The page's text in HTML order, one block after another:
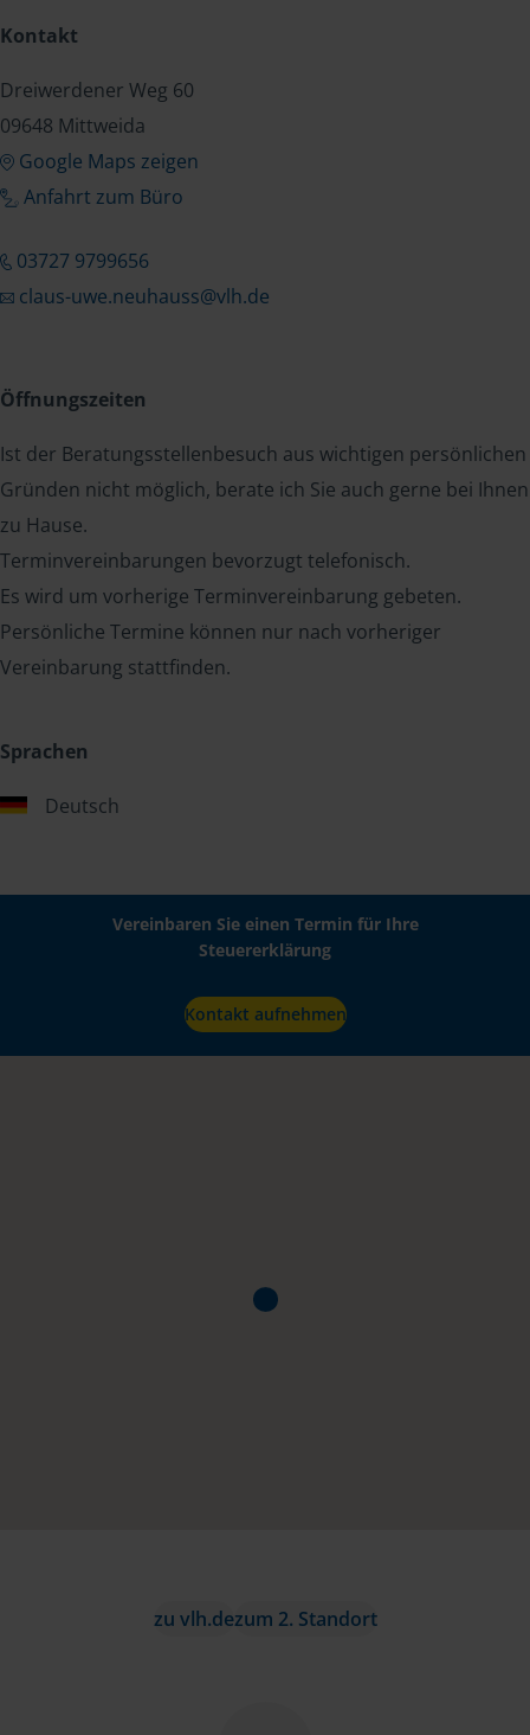
Kontakt
Dreiwerdener Weg 60
09648 Mittweida
Google Maps zeigen
Anfahrt zum Büro
03727 9799656
claus-uwe.neuhauss@vlh.de
Öffnungszeiten
Ist der Beratungsstellenbesuch aus wichtigen persönlichen
Gründen nicht möglich, berate ich Sie auch gerne bei Ihnen
zu Hause.
Terminvereinbarungen bevorzugt telefonisch.
Es wird um vorherige Terminvereinbarung gebeten.
Persönliche Termine können nur nach vorheriger
Vereinbarung stattfinden.
Sprachen
Deutsch
Vereinbaren Sie einen Termin für Ihre
Steuererklärung
Kontakt aufnehmen
zu vlh.dezum 2. Standort